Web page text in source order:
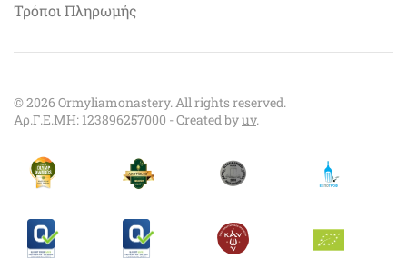
Τρόποι Πληρωμής
©2026Ormyliamonastery. All rights reserved.
Αρ.Γ.Ε.ΜΗ: 123896257000 - Created byuv.